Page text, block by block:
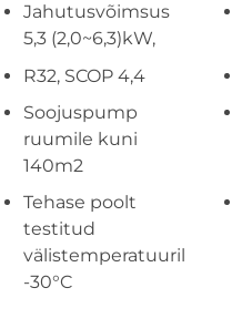
Jahutusvõimsus
5,3 (2,0~6,3)kW,
R32, SCOP 4,4
Soojuspump
ruumile kuni
140m2
Tehase poolt
testitud
välistemperatuuril
-30°C